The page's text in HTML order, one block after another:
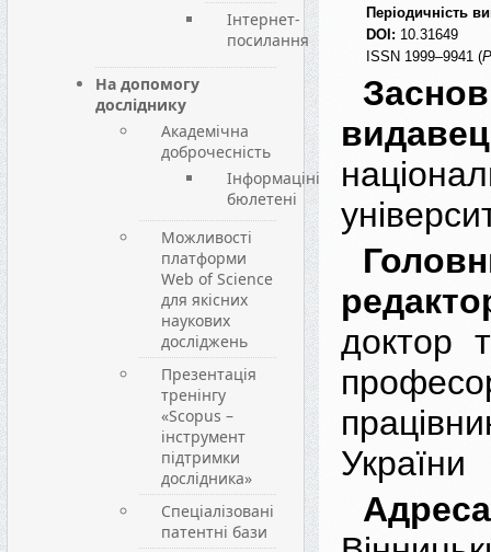
Інтернет-
посилання
На допомогу
досліднику
Академічна
доброчесність
Інформаціні
бюлетені
Можливості
платформи
Web of Science
для якісних
наукових
досліджень
Презентація
тренінгу
«Scopus –
інструмент
підтримки
дослідника»
Спеціалізовані
патентні бази
Періодичність
DOI: 10.31649
ISSN 1999–9941 (
доктор
України